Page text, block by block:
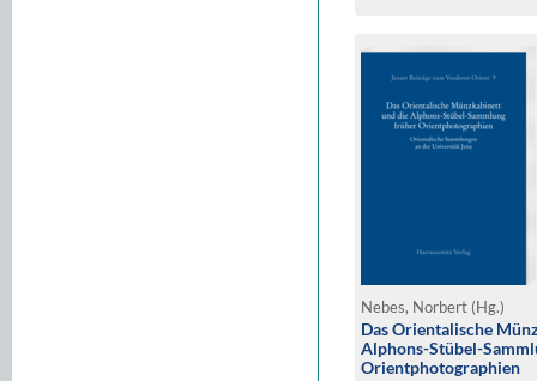
Nebes, Norbert (Hg.)
Das Orientalische
Alphons-Stübel-
Orientphotographien